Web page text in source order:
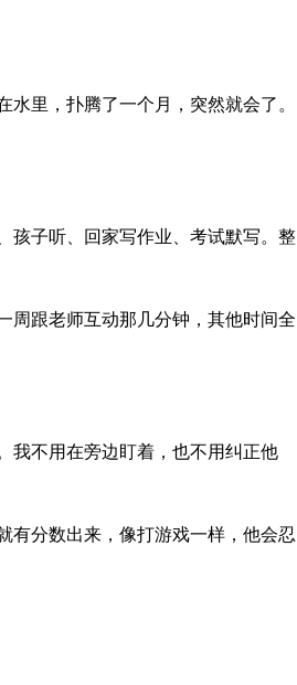
里，扑腾了一个月，突然就会了。
孩子听、回家写作业、考试默写。整
跟老师互动那几分钟，其他时间全
我不用在旁边盯着，也不用纠正他
有分数出来，像打游戏一样，他会忍